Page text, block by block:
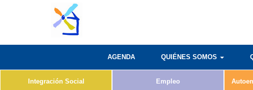
AGENDA QUIÉNES SOMOS
Integración Social Empleo